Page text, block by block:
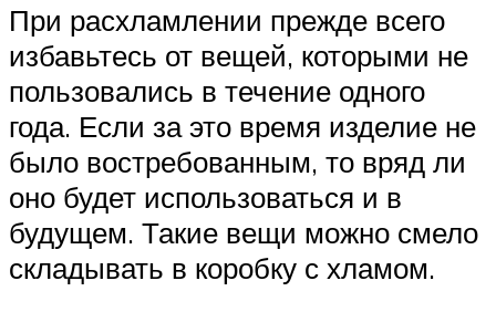
При расхламлении прежде всего
избавьтесь от вещей, которыми не
пользовались в течение одного
года. Если за это время изделие не
было востребованным, то вряд ли
оно будет использоваться и в
будущем. Такие вещи можно смело
складывать в коробку с хламом.